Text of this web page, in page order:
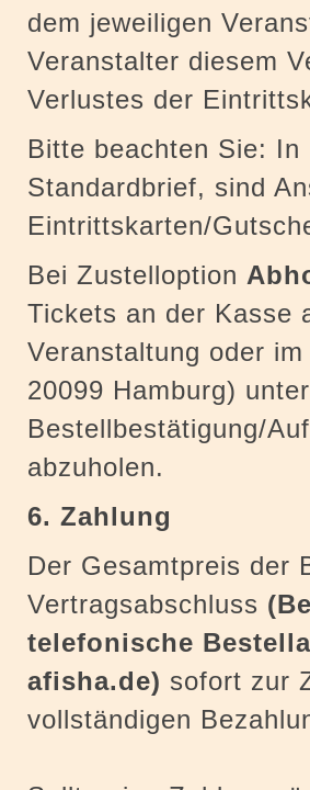
dem jeweiligen
Veranstalter diesem
Verlustes der
Bitte beachten Sie:
Standardbrief, sind
Eintrittskarten/
Bei Zustelloption
Tickets an der Kasse
Veranstaltung oder
20099 Hamburg)
Bestellbestätigung/
abzuholen.
6. Zahlung
Der Gesamtpreis der
Vertragsabschluss
telefonische
afisha.de) sofort zur
vollständigen